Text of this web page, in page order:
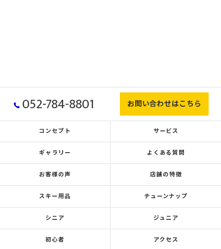
052-784-8801 お問い合わせはこちら
コンセプト サービス
ギャラリー よくある質問
お客様の声 店舗の特徴
スキー用品 チューンナップ
シニア ジュニア
初心者 アクセス